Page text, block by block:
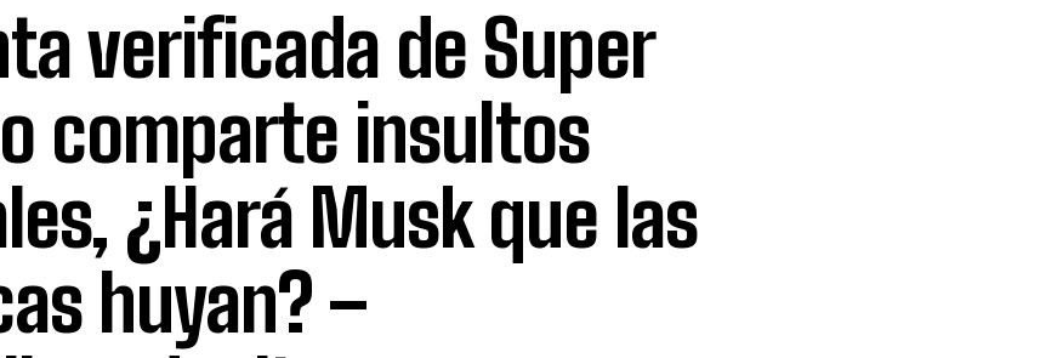
verificada de Super
comparte insultos
¿Hará Musk que las
huyan? –